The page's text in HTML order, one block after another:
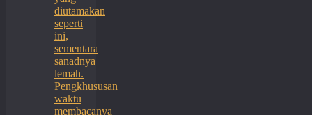
diutamakan
seperti
ini,
sementara
sanadnya
lemah.
Pengkhususan
waktu
membacanya